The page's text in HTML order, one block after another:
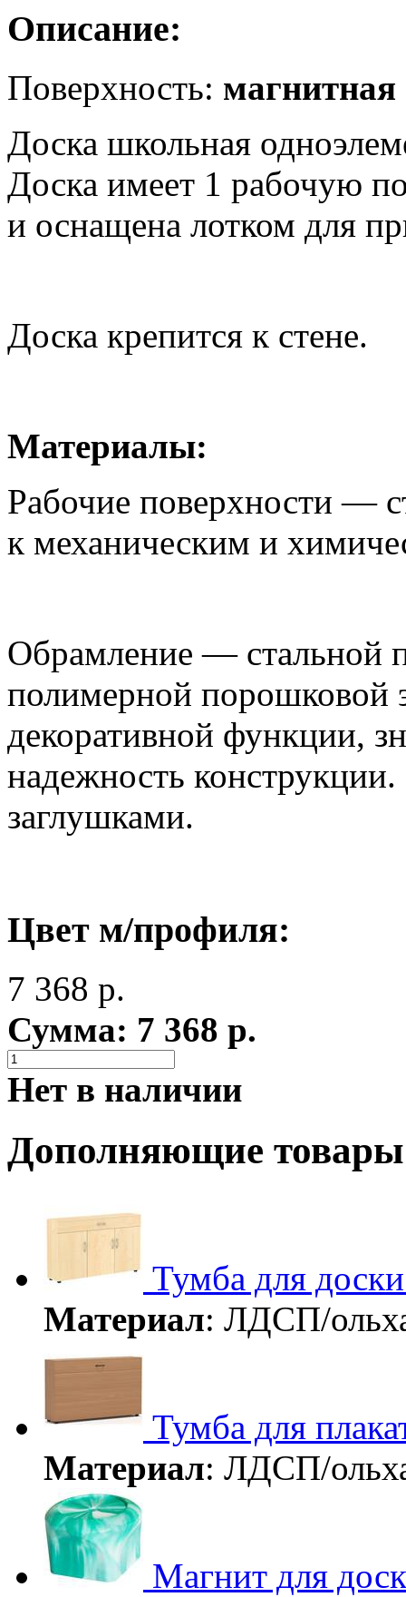
Описание:
Поверхность: магнитная
Доска школьная
Доска имеет 1 рабочую
и оснащена лотком для
Доска крепится к стене.
Материалы:
Рабочие поверхности —
к механическим и
Обрамление — стальной
полимерной порошковой
декоративной функции,
надежность
заглушками.
Цвет м/профиля:
7 368 р.
Сумма: 7 368 р.
Нет в наличии
Дополняющие товары
Тумба для доски
Материал: ЛДСП/
Тумба для
Материал: ЛДСП/
Магнит для